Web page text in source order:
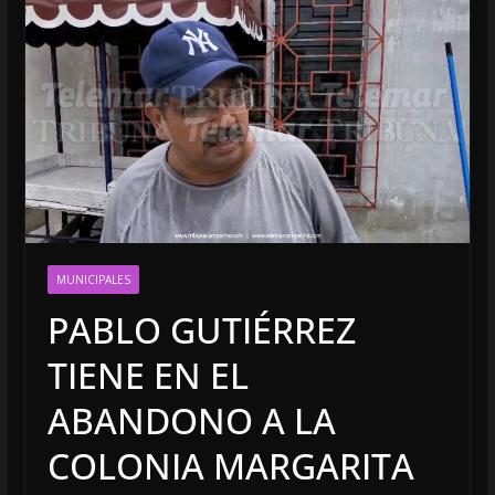
MUNICIPALES
PABLO GUTIÉRREZ
TIENE EN EL
ABANDONO A LA
COLONIA MARGARITA